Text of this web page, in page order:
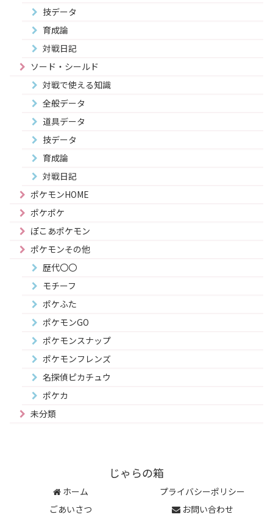
技データ
育成論
対戦日記
ソード・シールド
対戦で使える知識
全般データ
道具データ
技データ
育成論
対戦日記
ポケモンHOME
ポケポケ
ぽこあポケモン
ポケモンその他
歴代〇〇
モチーフ
ポケふた
ポケモンGO
ポケモンスナップ
ポケモンフレンズ
名探偵ピカチュウ
ポケカ
未分類
じゃらの箱
ホーム
プライバシーポリシー
ごあいさつ
お問い合わせ